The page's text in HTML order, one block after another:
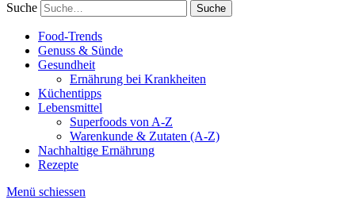
Suche
Food-Trends
Genuss & Sünde
Gesundheit
Ernährung bei Krankheiten
Küchentipps
Lebensmittel
Superfoods von A-Z
Warenkunde & Zutaten (A-Z)
Nachhaltige Ernährung
Rezepte
Menü schiessen